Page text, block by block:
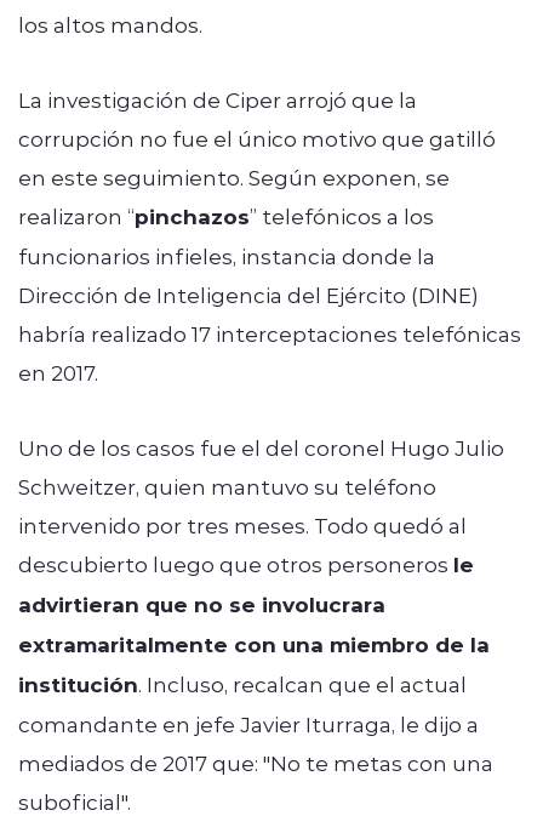
los altos mandos.
La investigación de Ciper arrojó que la
corrupción no fue el único motivo que gatilló
en este seguimiento. Según exponen, se
realizaron “pinchazos” telefónicos a los
funcionarios infieles, instancia donde la
Dirección de Inteligencia del Ejército (DINE)
habría realizado 17 interceptaciones telefónicas
en 2017.
Uno de los casos fue el del coronel Hugo Julio
Schweitzer, quien mantuvo su teléfono
intervenido por tres meses. Todo quedó al
descubierto luego que otros personeros le
advirtieran que no se involucrara
extramaritalmente con una miembro de la
institución. Incluso, recalcan que el actual
comandante en jefe Javier Iturraga, le dijo a
mediados de 2017 que: "No te metas con una
suboficial".